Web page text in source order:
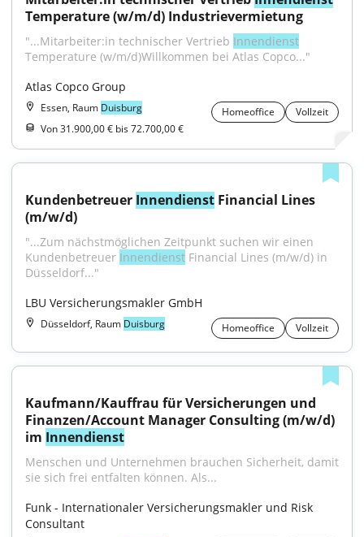
Temperature (w/m/d) Industrievermietung
"...Mitarbeiter:in technischer Vertrieb Innendienst
Temperature (w/m/d)Willkommen bei Atlas Copco..."
Atlas Copco Group
Essen, Raum Duisburg Homeoffice
Vollzeit
Von 31.900,00 € bis 72.700,00 €
Kundenbetreuer Innendienst Financial Lines
(m/w/d)
"...Zum nächstmöglichen Zeitpunkt suchen wir einen
Kundenbetreuer Innendienst Financial Lines (m/w/d) in
Düsseldorf..."
LBU Versicherungsmakler GmbH
Düsseldorf, Raum Duisburg Homeoffice Vollzeit
Kaufmann/Kauffrau für Versicherungen und
Finanzen/Account Manager Consulting (m/w/d)
im Innendienst
Menschen und Unternehmen brauchen Sicherheit, damit
sie sich frei entfalten können. Als...
Funk - Internationaler Versicherungsmakler und Risk
Consultant